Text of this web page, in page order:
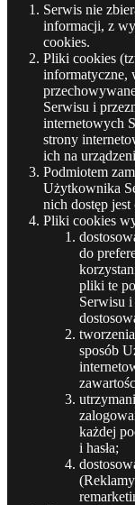
Serwis nie
informacji, z
cookies.
Pliki cookies
informatyczne,
Serwisu i
internetowych
strony
ich na
Podmiotem
Użytkownika
nich dostęp
Pliki cookies
do
pliki te
Serwisu
sposób
każdej
i hasła;